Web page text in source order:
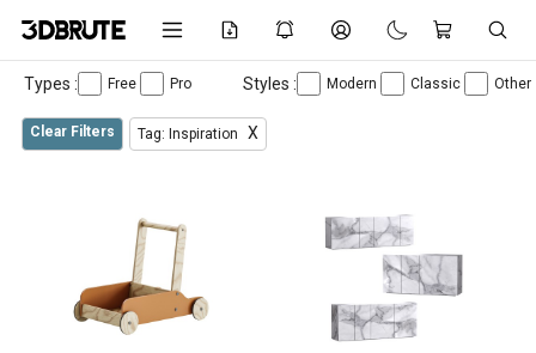
Types : Free Pro Styles : Modern Classic Other
Clear Filters Tag: Inspiration X